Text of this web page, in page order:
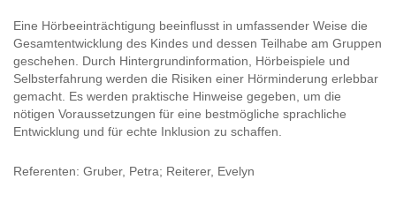
Eine Hörbeeinträchtigung beeinflusst in umfassender Weise die
Gesamtentwicklung des Kindes und dessen Teilhabe am Gruppen
geschehen. Durch Hintergrundinformation, Hörbeispiele und
Selbsterfahrung werden die Risiken einer Hörminderung erlebbar
gemacht. Es werden praktische Hinweise gegeben, um die
nötigen Voraussetzungen für eine bestmögliche sprachliche
Entwicklung und für echte Inklusion zu schaffen.
Referenten: Gruber, Petra; Reiterer, Evelyn